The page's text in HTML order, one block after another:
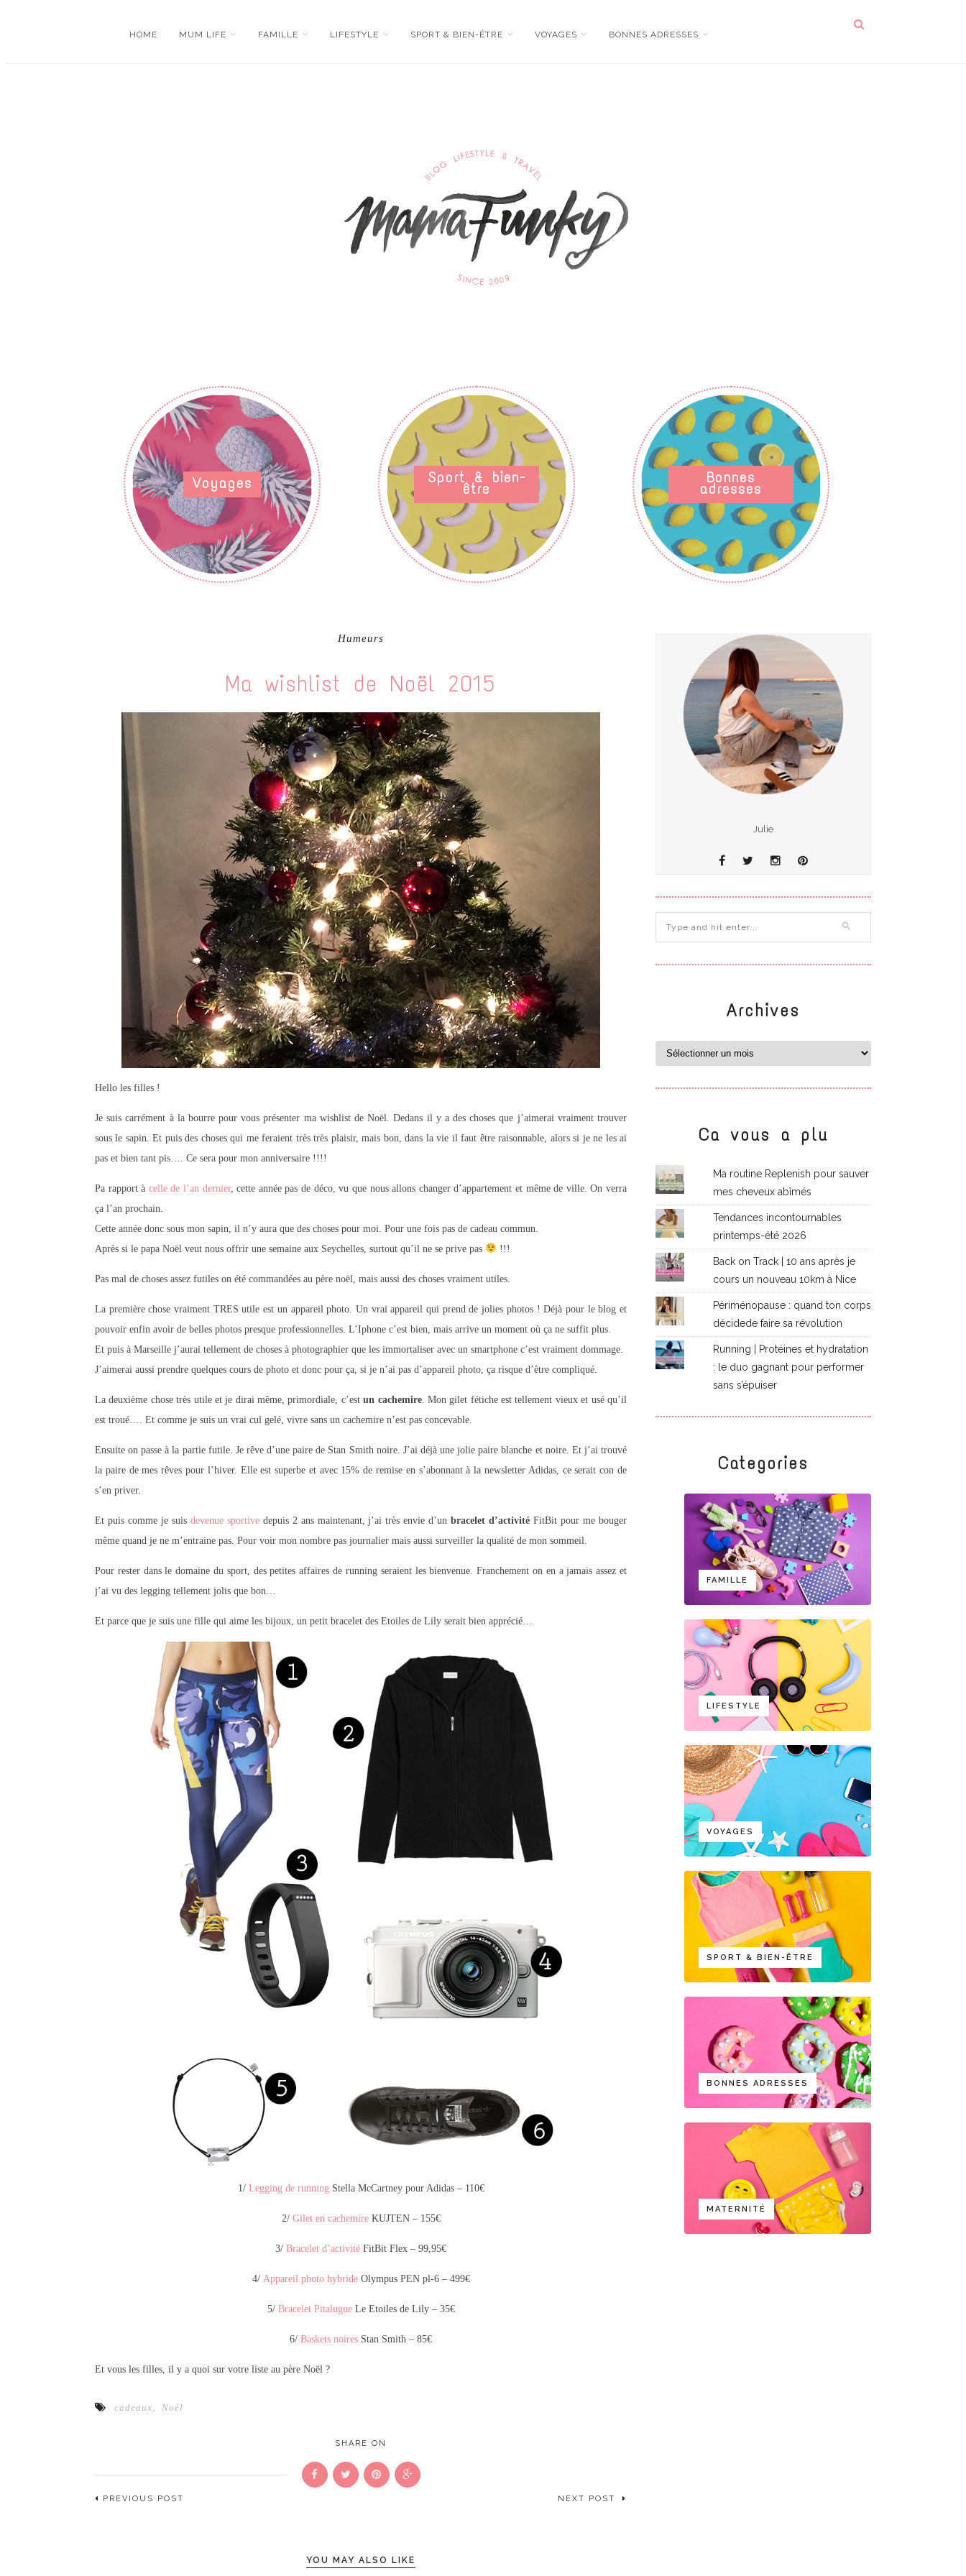
HOME MUM LIFE FAMILLE LIFESTYLE SPORT & BIEN-ÊTRE VOYAGES BONNES ADRESSES
Voyages Sport & bien-
être
Bonnes
adresses
Humeurs
Ma wishlist de Noël 2015
Hello les filles !
Je suis carrément à la bourre pour vous présenter ma wishlist de Noël. Dedans il y a des choses que j’aimerai vraiment trouver
sous le sapin. Et puis des choses qui me feraient très très plaisir, mais bon, dans la vie il faut être raisonnable, alors si je ne les ai
pas et bien tant pis…. Ce sera pour mon anniversaire !!!!
Pa rapport à celle de l’an dernier, cette année pas de déco, vu que nous allons changer d’appartement et même de ville. On verra
ça l’an prochain.
Cette année donc sous mon sapin, il n’y aura que des choses pour moi. Pour une fois pas de cadeau commun.
Après si le papa Noël veut nous offrir une semaine aux Seychelles, surtout qu’il ne se prive pas
!!!
Pas mal de choses assez futiles on été commandées au père noël, mais aussi des choses vraiment utiles.
La première chose vraiment TRES utile est un appareil photo. Un vrai appareil qui prend de jolies photos ! Déjà pour le blog et
pouvoir enfin avoir de belles photos presque professionnelles. L’Iphone c’est bien, mais arrive un moment où ça ne suffit plus.
Et puis à Marseille j’aurai tellement de choses à photographier que les immortaliser avec un smartphone c’est vraiment dommage.
J’aimerai aussi prendre quelques cours de photo et donc pour ça, si je n’ai pas d’appareil photo, ça risque d’être compliqué.
La deuxième chose très utile et je dirai même, primordiale, c’estun cachemire. Mon gilet fétiche est tellement vieux et usé qu’il
est troué…. Et comme je suis un vrai cul gelé, vivre sans un cachemire n’est pas concevable.
Ensuite on passe à la partie futile. Je rêve d’une paire de Stan Smith noire. J’ai déjà une jolie paire blanche et noire. Et j’ai trouvé
la paire de mes rêves pour l’hiver. Elle est superbe et avec 15% de remise en s’abonnant à la newsletter Adidas, ce serait con de
s’en priver.
Et puis comme je suis devenue sportivedepuis 2 ans maintenant, j’ai très envie d’unbracelet d’activité FitBit pour me bouger
même quand je ne m’entraine pas. Pour voir mon nombre pas journalier mais aussi surveiller la qualité de mon sommeil.
Pour rester dans le domaine du sport, des petites affaires de running seraient les bienvenue. Franchement on en a jamais assez et
j’ai vu des legging tellement jolis que bon…
Et parce que je suis une fille qui aime les bijoux, un petit bracelet des Etoiles de Lily serait bien apprécié…
1/ Legging de running Stella McCartney pour Adidas – 110€
2/ Gilet en cachemireKUJTEN – 155€
3/ Bracelet d’activité FitBit Flex – 99,95€
4/ Appareil photo hybrideOlympus PEN pl-6 – 499€
5/ Bracelet PitalugueLe Etoiles de Lily – 35€
6/ Baskets noires Stan Smith – 85€
Et vous les filles, il y a quoi sur votre liste au père Noël ?
cadeaux Noël
SHARE ON
PREVIOUS POST NEXT POST
YOU MAY ALSO LIKE
Julie
Archives
Ca vous a plu
Ma routine Replenish pour sauver
mes cheveux abîmés
Tendances incontournables
printemps-été 2026
Back on Track | 10 ans après je
cours un nouveau 10km à Nice
Périménopause : quand ton corps
décidede faire sa révolution
Running | Protéines et hydratation
: le duo gagnant pour performer
sans s’épuiser
Categories
FAMILLE
LIFESTYLE
VOYAGES
SPORT & BIEN-ÊTRE
BONNES ADRESSES
MATERNITÉ